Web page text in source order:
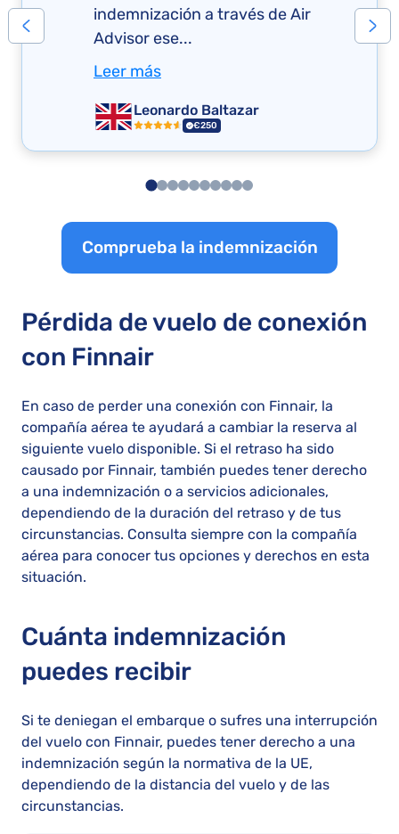
indemnización a través de Air
Advisor ese...
Leer más
Leonardo Baltazar
€250
Comprueba la indemnización
Pérdida de vuelo de conexión
con Finnair
En caso de perder una conexión con Finnair, la
compañía aérea te ayudará a cambiar la reserva al
siguiente vuelo disponible. Si el retraso ha sido
causado por Finnair, también puedes tener derecho
a una indemnización o a servicios adicionales,
dependiendo de la duración del retraso y de tus
circunstancias. Consulta siempre con la compañía
aérea para conocer tus opciones y derechos en esta
situación.
Cuánta indemnización
puedes recibir
Si te deniegan el embarque o sufres una interrupción
del vuelo con Finnair, puedes tener derecho a una
indemnización según la normativa de la UE,
dependiendo de la distancia del vuelo y de las
circunstancias.